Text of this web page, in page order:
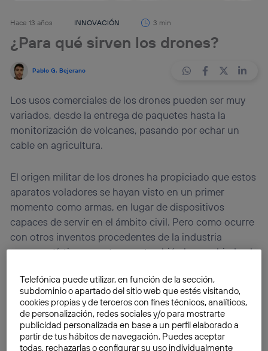
Hace 13 años INNOVACIÓN 3 min
¿Para qué sirven los drones?
Pablo G. Bejerano
Los usos comerciales de los drones pueden ser muy
variados, desde la entrega de paquetes hasta la
monitorización de volcanes, pasando por echar un
cable en agricultura.
El origen militar de los drones ha propiciado que estos
aparatos voladores se hayan visto en un primer
momento como armas, en lugar de dispositivos
capaces de servir en el ámbito civil. Pero como ocurre
con otros inventos procedentes de la industria
armamentística, en este caso también ha cambiado el
emergiendo a medida que la tecnología se abarata.
Telefónica puede utilizar, en función de la sección,
subdominio o apartado del sitio web que estés visitando,
cookies propias y de terceros con fines técnicos, analíticos,
de personalización, redes sociales y/o para mostrarte
publicidad personalizada en base a un perfil elaborado a
partir de tus hábitos de navegación. Puedes aceptar
todas, rechazarlas o configurar su uso individualmente